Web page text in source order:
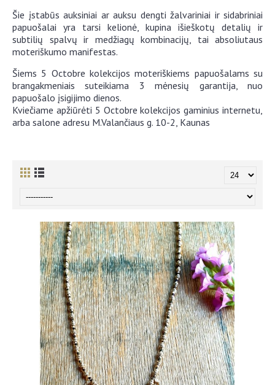
Šie įstabūs auksiniai ar auksu dengti žalvariniai ir sidabriniai
papuošalai yra tarsi kelionė, kupina išieškotų detalių ir
subtilių spalvų ir medžiagų kombinacijų, tai absoliutaus
moteriškumo manifestas.
Šiems 5 Octobre kolekcijos moteriškiems papuošalams su
brangakmeniais suteikiama 3 mėnesių garantija, nuo
papuošalo įsigijimo dienos.
Kviečiame apžiūrėti 5 Octobre kolekcijos gaminius internetu,
arba salone adresu M.Valančiaus g. 10-2, Kaunas